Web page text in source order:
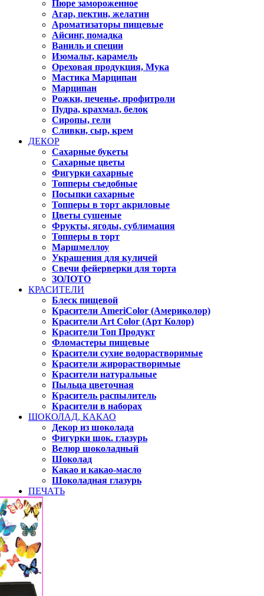
Пюре замороженное
Агар, пектин, желатин
Ароматизаторы пищевые
Айсинг, помадка
Ваниль и специи
Изомальт, карамель
Ореховая продукция, Мука
Мастика Марципан
Марципан
Рожки, печенье, профитроли
Пудра, крахмал, белок
Сиропы, гели
Сливки, сыр, крем
ДЕКОР
Сахарные букеты
Сахарные цветы
Фигурки сахарные
Топперы съедобные
Посыпки сахарные
Топперы в торт акриловые
Цветы сушеные
Фрукты, ягоды, сублимация
Топперы в торт
Маршмеллоу
Украшения для куличей
Свечи фейерверки для торта
ЗОЛОТО
КРАСИТЕЛИ
Блеск пищевой
Красители AmeriColor (Америколор)
Красители Art Color (Арт Колор)
Красители Топ Продукт
Фломастеры пищевые
Красители сухие водорастворимые
Красители жирорастворимые
Красители натуральные
Пыльца цветочная
Краситель распылитель
Красители в наборах
ШОКОЛАД, КАКАО
Декор из шоколада
Фигурки шок. глазурь
Велюр шоколадный
Шоколад
Какао и какао-масло
Шоколадная глазурь
ПЕЧАТЬ